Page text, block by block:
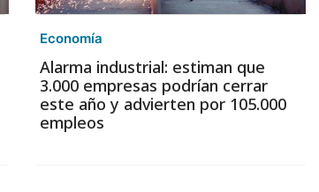
Economía
Alarma industrial: estiman que
3.000 empresas podrían cerrar
este año y advierten por 105.000
empleos